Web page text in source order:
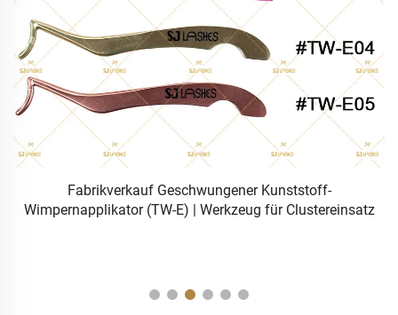
Fabrikverkauf Geschwungener Kunststoff-
Wimpernapplikator (TW-E) | Werkzeug für Clustereinsatz